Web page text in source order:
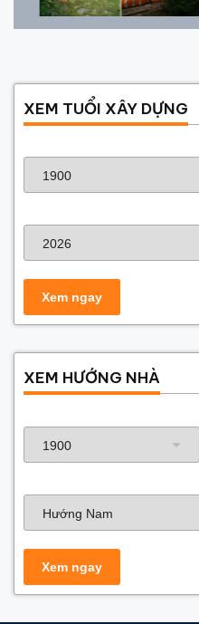
XEM TUỔI XÂY DỰNG
XEM HƯỚNG NHÀ